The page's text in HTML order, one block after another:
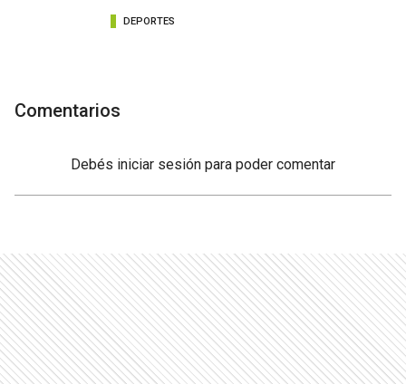
DEPORTES
Comentarios
Debés iniciar sesión para poder comentar